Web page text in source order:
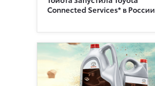
Connected Services* в России